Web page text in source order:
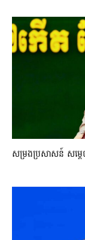
សម្រងប្រសាសន៍ សម្